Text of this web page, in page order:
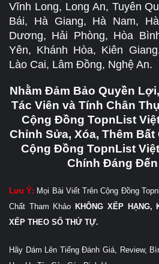
Vĩnh Long, Long An, Tuyên
Bái, Hà Giang, Hà Nam,
Dương, Hải Phòng, Hòa
Yên, Khánh Hòa, Kiên
Lào Cai, Lâm Đồng, Nghệ An.
Nhằm Đảm Bảo Quyền
Tác Viên và Tính Chân
Cộng Đồng TopnList
Chỉnh Sửa, Xóa, Thêm
Cộng Đồng TopnList
Chính Đáng
Lưu Ý: Mọi Bài Viết Trên Cộng Đồng
Chất Tham KhảoKHÔNG XẾP HẠNG,
XẾP THEO SỐ THỨ TỰ.
Hãy Dám Lên Tiếng Đánh Giá, Review,